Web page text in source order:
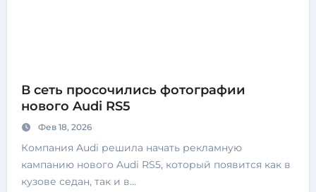
В сеть просочились фотографии
нового Audi RS5
Фев 18, 2026
Компания Audi решила начать рекламную
кампанию нового Audi RS5, который появится как в
кузове седан, так и в…